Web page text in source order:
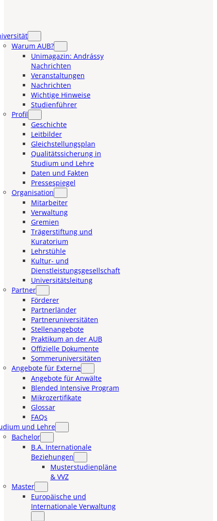
Warum AUB?
Unimagazin: Andrássy
Nachrichten
Veranstaltungen
Nachrichten
Wichtige Hinweise
Studienführer
Profil
Geschichte
Leitbilder
Gleichstellungsplan
Qualitätssicherung in
Studium und Lehre
Daten und Fakten
Pressespiegel
Organisation
Mitarbeiter
Verwaltung
Gremien
Trägerstiftung und
Kuratorium
Lehrstühle
Kultur- und
Dienstleistungsgesellschaft
Universitätsleitung
Partner
Förderer
Partnerländer
Partneruniversitäten
Stellenangebote
Praktikum an der AUB
Offizielle Dokumente
Sommeruniversitäten
Angebote für Externe
Angebote für Anwälte
Blended Intensive Program
Mikrozertifikate
Glossar
FAQs
und Lehre
Bachelor
B.A. Internationale
Beziehungen
Musterstudienpläne
& VVZ
Master
Europäische und
Internationale Verwaltung